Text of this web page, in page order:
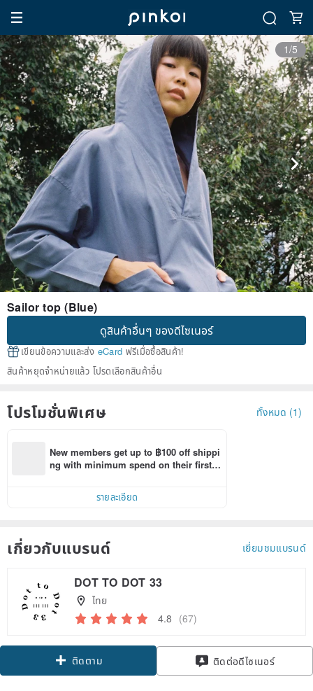
1/5
Sailor top (Blue)
ดูสินค้าอื่นๆ ของดีไซเนอร์
เขียนข้อความและส่ง eCard ฟรีเมื่อซื้อสินค้า!
สินค้าหยุดจำหน่ายแล้ว โปรดเลือกสินค้าอื่น
โปรโมชั่นพิเศษ ทั้งหมด (1)
New members get up to ฿100 off shippi
ng with minimum spend on their first P
รายละเอียด
เกี่ยวกับแบรนด์ เยี่ยมชมแบรนด์
DOT TO DOT 33
ไทย
4.8 (67)
ติดตาม ติดต่อดีไซเนอร์